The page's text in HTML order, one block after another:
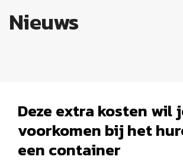
content
Nieuws
Deze extra kosten wil
voorkomen bij het
een container